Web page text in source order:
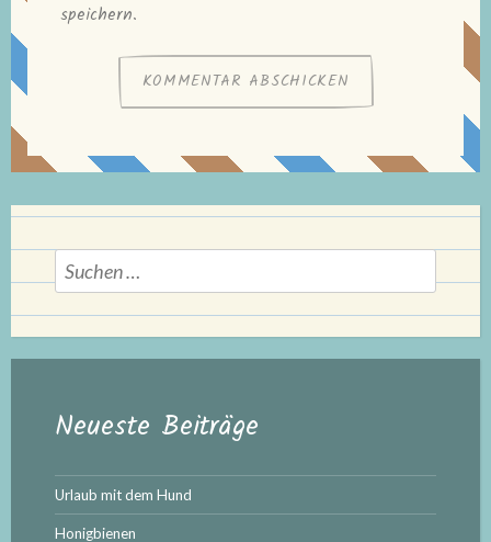
speichern.
Suchen
nach:
Neueste Beiträge
Urlaub mit dem Hund
Honigbienen